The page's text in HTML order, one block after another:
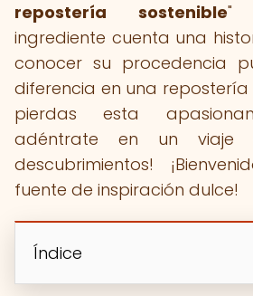
repostería sostenible"
ingrediente cuenta una
conocer su procedencia
diferencia en una repostería
pierdas esta
adéntrate en un viaje
descubrimientos!
fuente de inspiración dulce!
Índice